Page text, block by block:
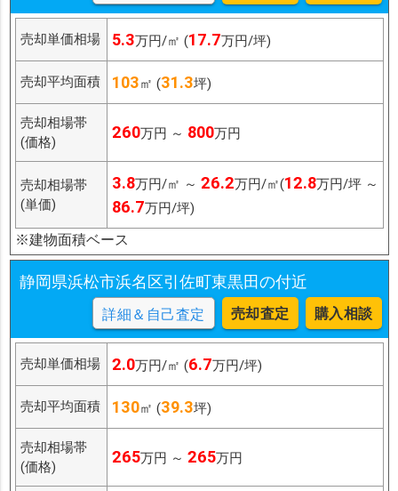
売却単価相場 5.3万円/㎡ (17.7万円/坪)
売却平均面積 103㎡ (31.3坪)
売却相場帯
(価格)
260万円 ～ 800万円
売却相場帯
(単価)
3.8万円/㎡ ～ 26.2万円/㎡(12.8万円/坪 ～
86.7万円/坪)
※建物面積ベース
静岡県浜松市浜名区引佐町東黒田の付近
詳細＆自己査定 売却査定 購入相談
売却単価相場 2.0万円/㎡ (6.7万円/坪)
売却平均面積 130㎡ (39.3坪)
売却相場帯
(価格)
265万円 ～ 265万円